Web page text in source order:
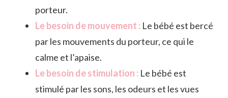
porteur.
Le besoin de mouvement : Le bébé est bercé
par les mouvements du porteur, ce qui le
calme et l’apaise.
Le besoin de stimulation : Le bébé est
stimulé par les sons, les odeurs et les vues